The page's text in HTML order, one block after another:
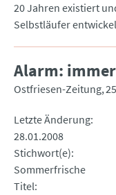
20 Jahren existiert
Selbstläufer
Alarm:
Ostfriesen-Zeitung
Letzte Änderung
28.01.2008
Stichwort(e)
Sommerfrische
Titel